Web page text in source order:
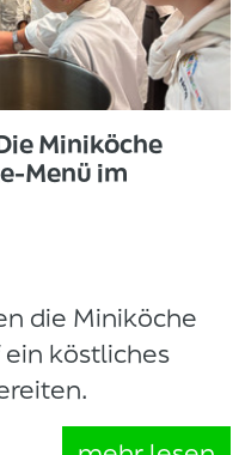
Miniköche
Menü im
die Miniköche
köstliches